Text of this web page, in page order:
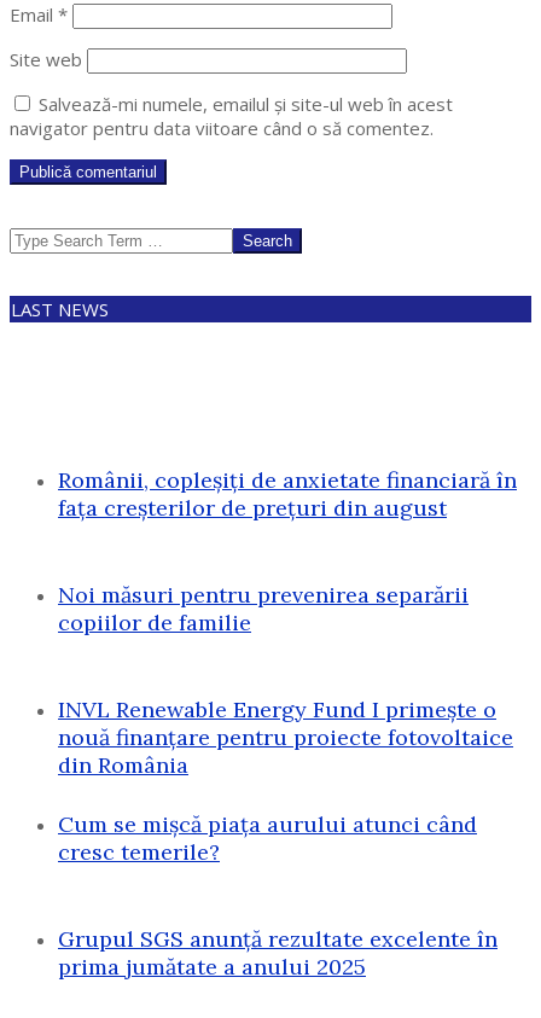
Email *
Site web
Salvează-mi numele, emailul și site-ul web în acest
navigator pentru data viitoare când o să comentez.
Search
LAST NEWS
Românii, copleșiți de anxietate financiară în
fața creșterilor de prețuri din august
Noi măsuri pentru prevenirea separării
copiilor de familie
INVL Renewable Energy Fund I primește o
nouă finanțare pentru proiecte fotovoltaice
din România
Cum se mișcă piața aurului atunci când
cresc temerile?
Grupul SGS anunță rezultate excelente în
prima jumătate a anului 2025